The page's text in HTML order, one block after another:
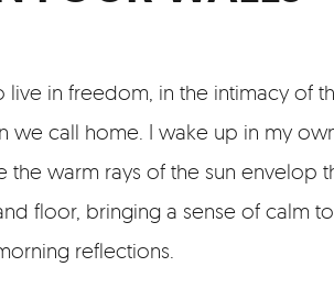
live in freedom, in the intimacy of
we call home. I wake up in my
the warm rays of the sun envelop
floor, bringing a sense of calm to
reflections.